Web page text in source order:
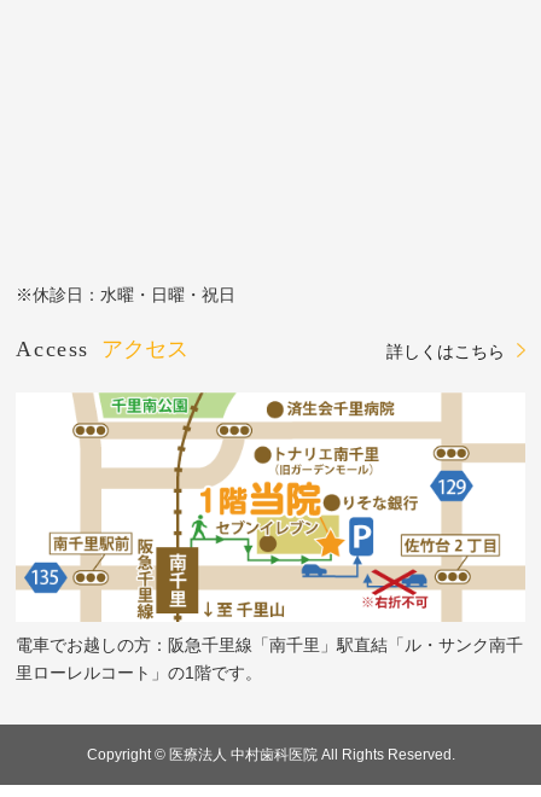
※休診日：水曜・日曜・祝日
Access アクセス 詳しくはこちら
電車でお越しの方：阪急千里線「南千里」駅直結「ル・サンク南千
里ローレルコート」の1階です。
Copyright © 医療法人 中村歯科医院 All Rights Reserved.